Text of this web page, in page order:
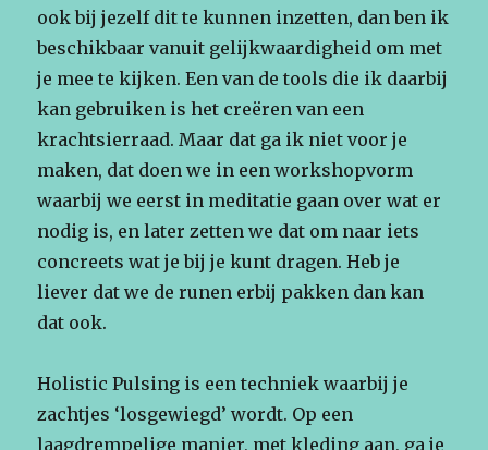
ook bij jezelf dit te kunnen inzetten, dan ben ik
beschikbaar vanuit gelijkwaardigheid om met
je mee te kijken. Een van de tools die ik daarbij
kan gebruiken is het creëren van een
krachtsierraad. Maar dat ga ik niet voor je
maken, dat doen we in een workshopvorm
waarbij we eerst in meditatie gaan over wat er
nodig is, en later zetten we dat om naar iets
concreets wat je bij je kunt dragen. Heb je
liever dat we de runen erbij pakken dan kan
dat ook.
Holistic Pulsing is een techniek waarbij je
zachtjes ‘losgewiegd’ wordt. Op een
laagdrempelige manier, met kleding aan, ga je